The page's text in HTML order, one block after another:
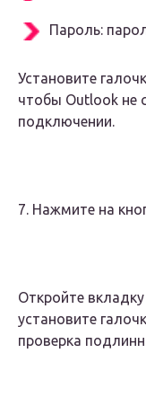
Пароль:
Установите
чтобы Outlook не
подключении.
7. Нажмите на
Откройте
установите
проверка